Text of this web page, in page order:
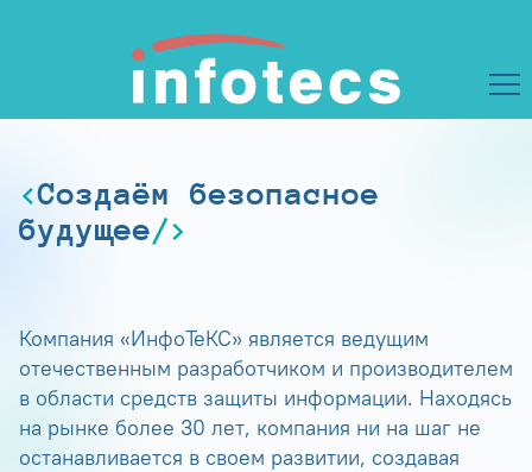
Создаём безопасное
будущее
Компания «ИнфоТеКС» является ведущим
отечественным разработчиком и производителем
в области средств защиты информации. Находясь
на рынке более 30 лет, компания ни на шаг не
останавливается в своем развитии, создавая